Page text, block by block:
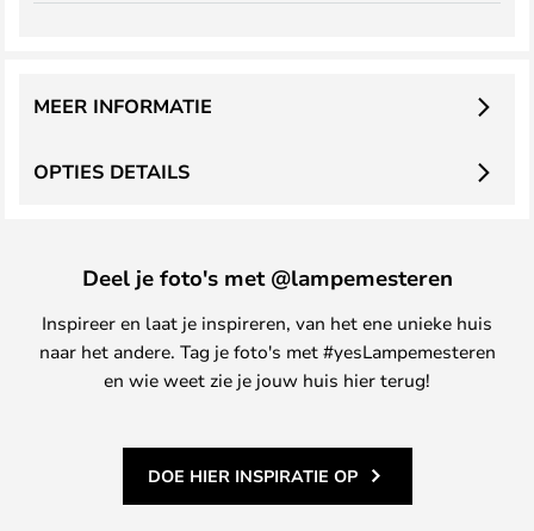
OPTIES DETAILS
MEER INFORMATIE
Deel je foto's met @lampemesteren
Inspireer en laat je inspireren, van het ene unieke huis
naar het andere. Tag je foto's met #yesLampemesteren
en wie weet zie je jouw huis hier terug!
DOE HIER INSPIRATIE OP